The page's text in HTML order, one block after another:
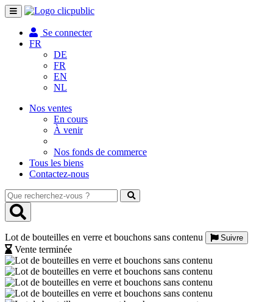
Toggle
navigation
Se connecter
FR
DE
FR
EN
NL
Nos ventes
En cours
À venir
Nos fonds de commerce
Tous les biens
Contactez-nous
Que
recherchez-
vous
Lot de bouteilles en verre et bouchons sans contenu
Suivre
Vente terminée